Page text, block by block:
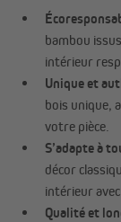
bambou
intérieur
Unique et
bois unique,
votre pièce.
S’adapte à
décor
intérieur
Qualité et